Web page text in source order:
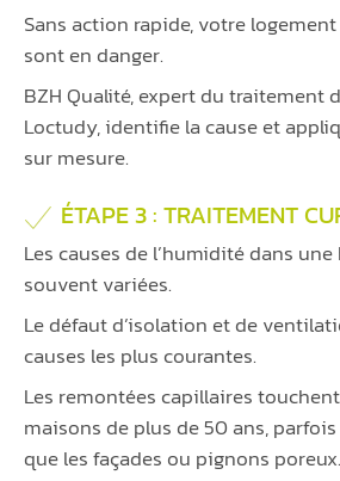
Sans action rapide, votre
sont en danger.
BZH Qualité, expert du traitement
Loctudy, identifie la cause et
sur mesure.
ÉTAPE 3 : TRAITEMENT
Les causes de l’humidité dans
souvent variées.
Le défaut d’isolation et de
causes les plus courantes.
Les remontées capillaires
maisons de plus de 50 ans,
que les façades ou pignons poreux.